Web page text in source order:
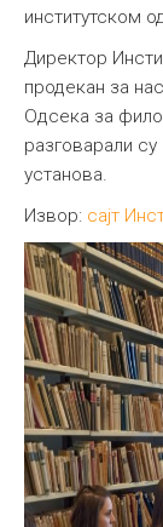
институтском
Директор
продекан за
Одсека за
разговарали
установа.
Извор: сајт